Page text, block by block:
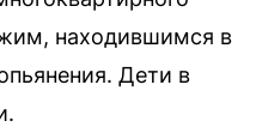
находившимся в
Дети в